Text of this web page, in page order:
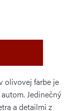
olivovej farbe je
Jedinečný
a detailmi z